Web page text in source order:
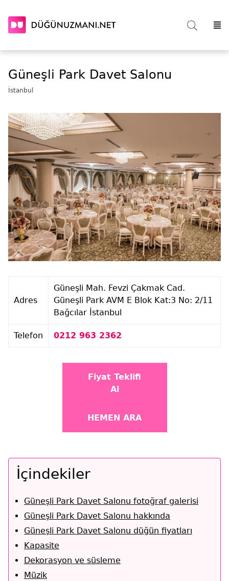
Güneşli Park Davet Salonu
İstanbul
Adres
Güneşli Mah. Fevzi Çakmak Cad.
Güneşli Park AVM E Blok Kat:3 No: 2/11
Bağcılar İstanbul
Telefon 0212 963 2362
Fiyat Teklifi
Al
HEMEN ARA
İçindekiler
Güneşli Park Davet Salonu fotoğraf galerisi
Güneşli Park Davet Salonu hakkında
Güneşli Park Davet Salonu düğün fiyatları
Kapasite
Dekorasyon ve süsleme
Müzik